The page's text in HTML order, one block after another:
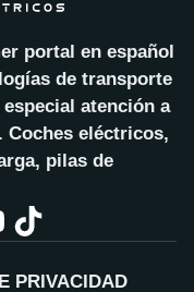
portal en español
de transporte
atención a
Coches eléctricos,
pilas de
PRIVACIDAD